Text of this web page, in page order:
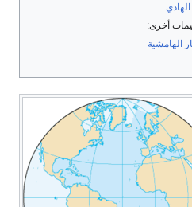
الهادي
أخرى:
الهامشية